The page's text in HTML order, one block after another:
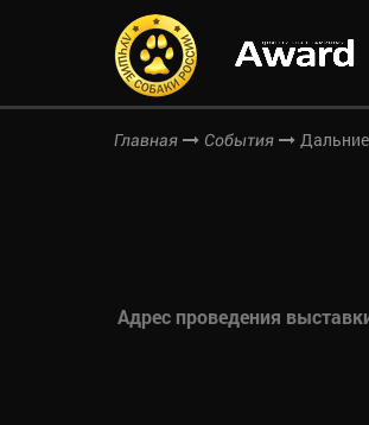
Главная События
Адрес проведения